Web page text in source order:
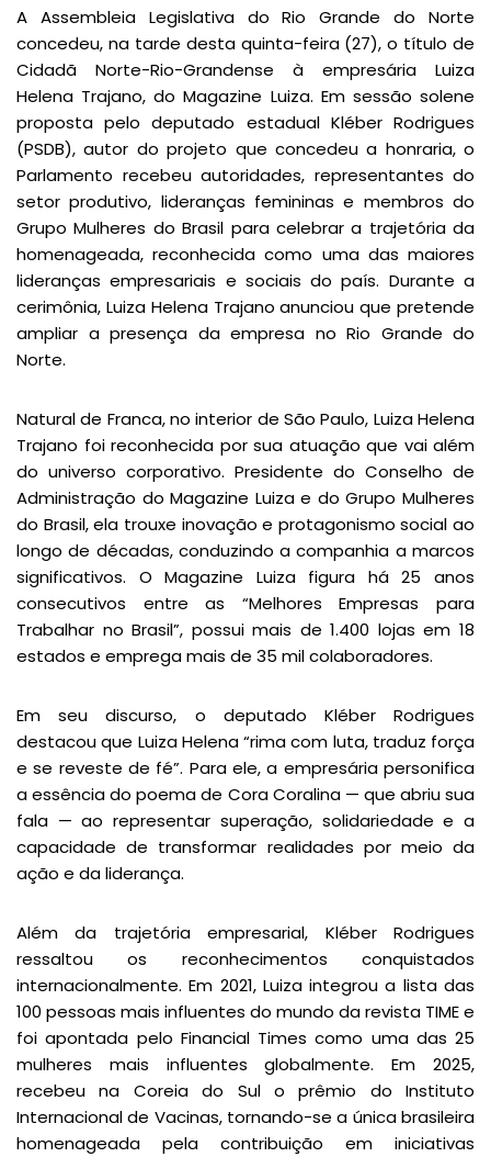
A Assembleia Legislativa do Rio Grande do Norte
concedeu, na tarde desta quinta-feira (27), o título de
Cidadã Norte-Rio-Grandense à empresária Luiza
Helena Trajano, do Magazine Luiza. Em sessão solene
proposta pelo deputado estadual Kléber Rodrigues
(PSDB), autor do projeto que concedeu a honraria, o
Parlamento recebeu autoridades, representantes do
setor produtivo, lideranças femininas e membros do
Grupo Mulheres do Brasil para celebrar a trajetória da
homenageada, reconhecida como uma das maiores
lideranças empresariais e sociais do país. Durante a
cerimônia, Luiza Helena Trajano anunciou que pretende
ampliar a presença da empresa no Rio Grande do
Norte.
Natural de Franca, no interior de São Paulo, Luiza Helena
Trajano foi reconhecida por sua atuação que vai além
do universo corporativo. Presidente do Conselho de
Administração do Magazine Luiza e do Grupo Mulheres
do Brasil, ela trouxe inovação e protagonismo social ao
longo de décadas, conduzindo a companhia a marcos
significativos. O Magazine Luiza figura há 25 anos
consecutivos entre as “Melhores Empresas para
Trabalhar no Brasil”, possui mais de 1.400 lojas em 18
estados e emprega mais de 35 mil colaboradores.
Em seu discurso, o deputado Kléber Rodrigues
destacou que Luiza Helena “rima com luta, traduz força
e se reveste de fé”. Para ele, a empresária personifica
a essência do poema de Cora Coralina — que abriu sua
fala — ao representar superação, solidariedade e a
capacidade de transformar realidades por meio da
ação e da liderança.
Além da trajetória empresarial, Kléber Rodrigues
ressaltou os reconhecimentos conquistados
internacionalmente. Em 2021, Luiza integrou a lista das
100 pessoas mais influentes do mundo da revista TIME e
foi apontada pelo Financial Times como uma das 25
mulheres mais influentes globalmente. Em 2025,
recebeu na Coreia do Sul o prêmio do Instituto
Internacional de Vacinas, tornando-se a única brasileira
homenageada pela contribuição em iniciativas